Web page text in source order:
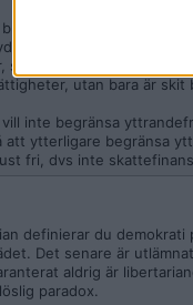
en modern
men dagens 'liberaler'
statlig media och annan
utan bara är skit
inte begränsa
att ytterligare begränsa
fri, dvs inte
definierar du
Det senare är
aldrig är
paradox.